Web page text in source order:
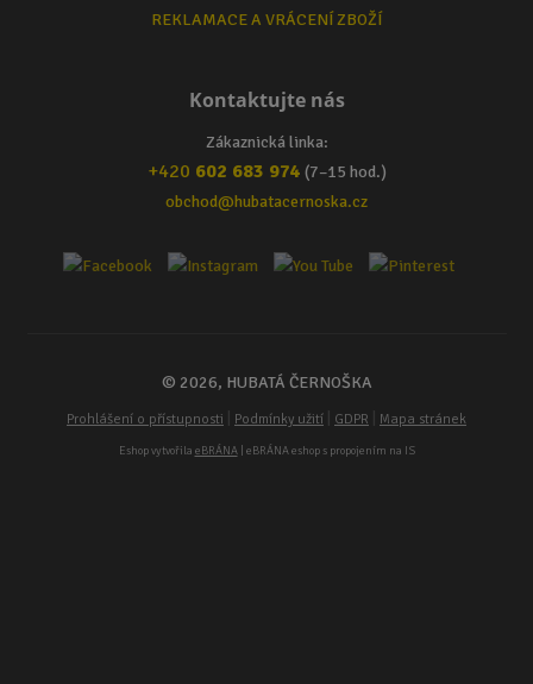
REKLAMACE A VRÁCENÍ ZBOŽÍ
Kontaktujte nás
Zákaznická linka:
+420 602 683 974 (7–15 hod.)
obchod@hubatacernoska.cz
© 2026, HUBATÁ ČERNOŠKA
Prohlášení o přístupnosti Podmínky užití GDPR Mapa stránek
Eshop vytvořila eBRÁNA| eBRÁNA eshop s propojením na IS